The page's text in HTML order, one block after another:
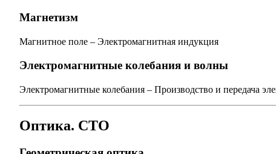
Магнетизм
Магнитное поле – Электромагнитная индукция
Электромагнитные колебания и волны
Электромагнитные колебания – Производство и передача
Оптика. СТО